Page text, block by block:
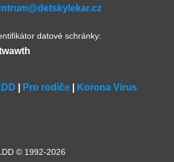
datové schránky:
Pro rodiče| Korona Virus
© 1992-2026